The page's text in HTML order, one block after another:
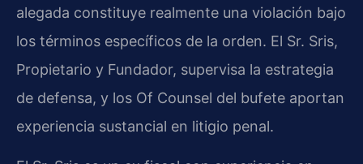
alegada constituye realmente una violación bajo
los términos específicos de la orden. El Sr. Sris,
Propietario y Fundador, supervisa la estrategia
de defensa, y los Of Counsel del bufete aportan
experiencia sustancial en litigio penal.